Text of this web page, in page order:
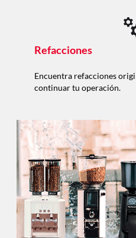
Refacciones
Encuentra refacciones
continuar tu operación.